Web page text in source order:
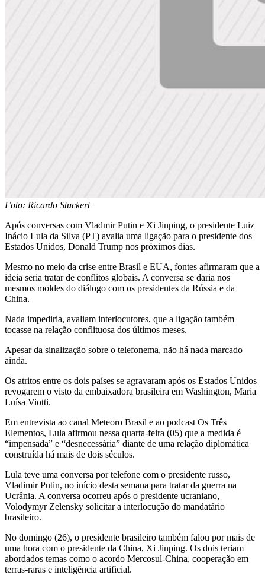
Foto: Ricardo Stuckert
Após conversas com Vladmir Putin e Xi Jinping, o presidente Luiz
Inácio Lula da Silva (PT) avalia uma ligação para o presidente dos
Estados Unidos, Donald Trump nos próximos dias.
Mesmo no meio da crise entre Brasil e EUA, fontes afirmaram que a
ideia seria tratar de conflitos globais. A conversa se daria nos
mesmos moldes do diálogo com os presidentes da Rússia e da
China.
Nada impediria, avaliam interlocutores, que a ligação também
tocasse na relação conflituosa dos últimos meses.
Apesar da sinalização sobre o telefonema, não há nada marcado
ainda.
Os atritos entre os dois países se agravaram após os Estados Unidos
revogarem o visto da embaixadora brasileira em Washington, Maria
Luísa Viotti.
Em entrevista ao canal Meteoro Brasil e ao podcast Os Três
Elementos, Lula afirmou nessa quarta-feira (05) que a medida é
“impensada” e “desnecessária” diante de uma relação diplomática
construída há mais de dois séculos.
Lula teve uma conversa por telefone com o presidente russo,
Vladimir Putin, no início desta semana para tratar da guerra na
Ucrânia. A conversa ocorreu após o presidente ucraniano,
Volodymyr Zelensky solicitar a interlocução do mandatário
brasileiro.
No domingo (26), o presidente brasileiro também falou por mais de
uma hora com o presidente da China, Xi Jinping. Os dois teriam
abordados temas como o acordo Mercosul-China, cooperação em
terras-raras e inteligência artificial.